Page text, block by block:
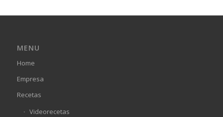
MENU
Home
Empresa
Recetas
Videorecetas